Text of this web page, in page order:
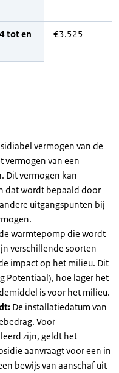
tot en
€3.525
vermogen van de
vermogen van een
Dit vermogen kan
dat wordt bepaald door
uitgangspunten bij
warmtepomp die wordt
verschillende soorten
impact op het milieu. Dit
Potentiaal), hoe lager het
is voor het milieu.
De installatiedatum van
Voor
zijn, geldt het
aanvraagt voor een in
bewijs van aanschaf uit